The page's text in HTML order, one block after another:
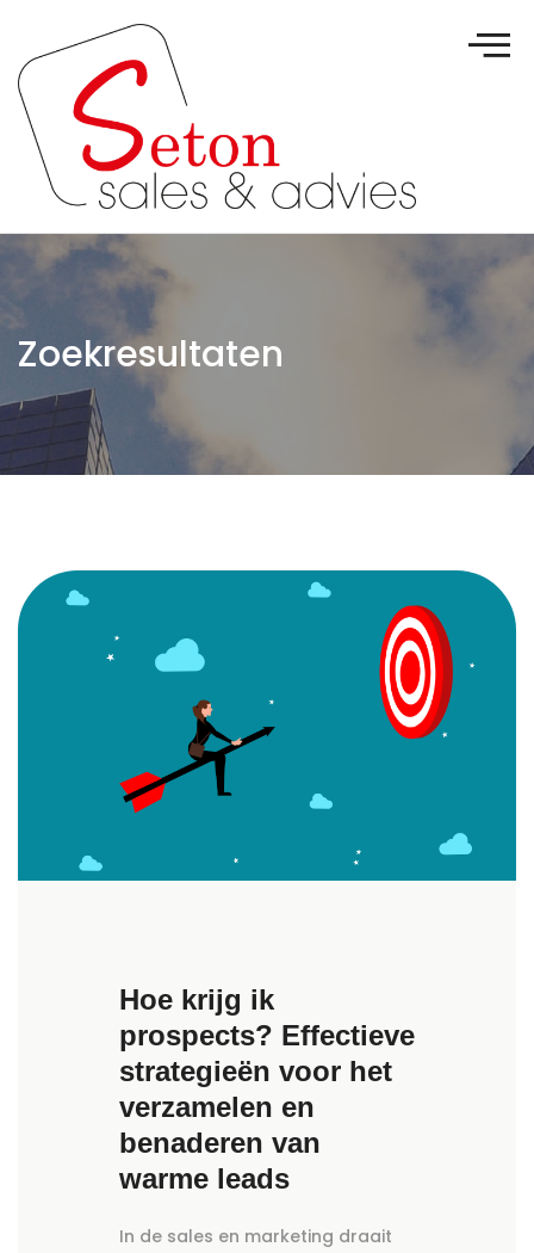
Zoekresultaten
Hoe krijg ik
prospects? Effectieve
strategieën voor het
verzamelen en
benaderen van
warme leads
In de sales en marketing draait